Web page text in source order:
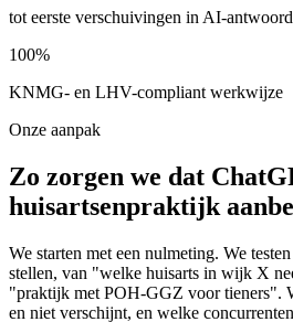
tot eerste verschuivingen in AI-
100%
KNMG- en LHV-compliant werkwijze
Onze aanpak
Zo zorgen we dat
huisartsenpraktijk
We starten met een nulmeting. We
stellen, van "welke huisarts in wijk X
"praktijk met POH-GGZ voor tieners".
en niet verschijnt, en welke